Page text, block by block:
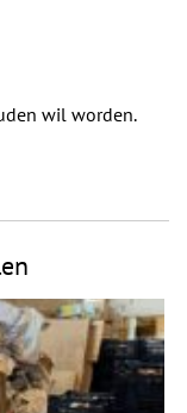
wil worden.